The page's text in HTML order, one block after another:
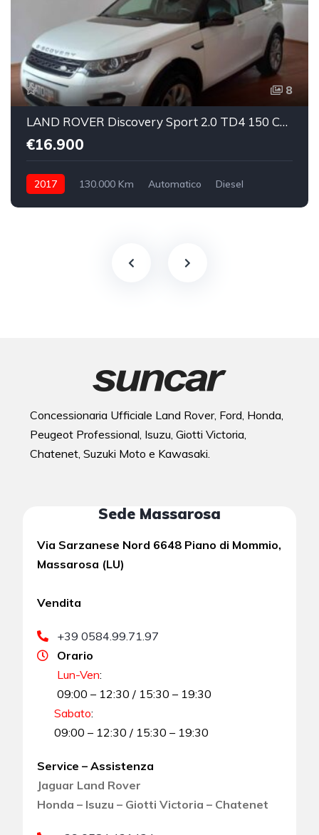
8
LAND ROVER Discovery Sport 2.0 TD4 150 CV SE
€16.900
2017 130.000 Km Automatico
Diesel
Concessionaria Ufficiale Land Rover, Ford, Honda,
Peugeot Professional, Isuzu, Giotti Victoria,
Chatenet, Suzuki Moto e Kawasaki.
Sede Massarosa
Via Sarzanese Nord 6648 Piano di Mommio,
Massarosa (LU)
Vendita
+39 0584.99.71.97
Orario
Lun-Ven:
09:00 – 12:30 / 15:30 – 19:30
Sabato:
09:00 – 12:30 / 15:30 – 19:30
Service – Assistenza
Jaguar Land Rover
Honda – Isuzu – Giotti Victoria – Chatenet